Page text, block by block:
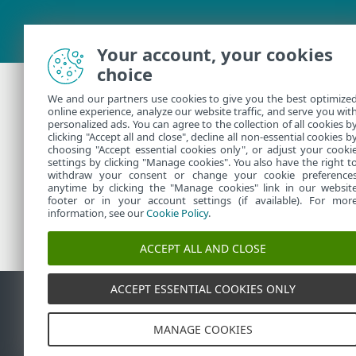
Потрібна
Зверніться до служби
Контакти
Карта сайту
©1992-2026
ESET, spol. s
зареєстрованими
торговельними марками
Your account, your cookies
choice
We and our partners use cookies to give you the best optimized
online experience, analyze our website traffic, and serve you with
personalized ads. You can agree to the collection of all cookies
clicking "Accept all and close", decline all non-essential cookies
choosing "Accept essential cookies only", or adjust your
settings by clicking "Manage cookies". You also have the right to
withdraw your consent or change your cookie
anytime by clicking the "Manage cookies" link in our
footer or in your account settings (if available). For
information, see ourCookie Policy.
ACCEPT ALL AND CLOSE
ACCEPT ESSENTIAL COOKIES ONLY
MANAGE COOKIES